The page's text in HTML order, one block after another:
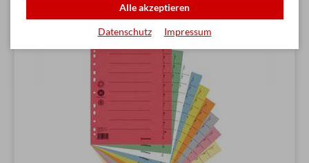
Alle akzeptieren
Datenschutz Impressum